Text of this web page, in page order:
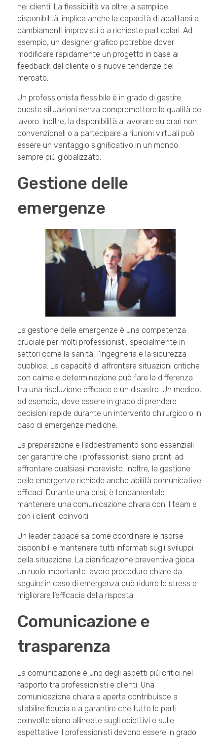
nei clienti. La flessibilità va oltre la semplice
disponibilità; implica anche la capacità di adattarsi a
cambiamenti imprevisti o a richieste particolari. Ad
esempio, un designer grafico potrebbe dover
modificare rapidamente un progetto in base ai
feedback del cliente o a nuove tendenze del
mercato.
Un professionista flessibile è in grado di gestire
queste situazioni senza compromettere la qualità del
lavoro. Inoltre, la disponibilità a lavorare su orari non
convenzionali o a partecipare a riunioni virtuali può
essere un vantaggio significativo in un mondo
sempre più globalizzato.
Gestione delle
emergenze
La gestione delle emergenze è una competenza
cruciale per molti professionisti, specialmente in
settori come la sanità, l’ingegneria e la sicurezza
pubblica. La capacità di affrontare situazioni critiche
con calma e determinazione può fare la differenza
tra una risoluzione efficace e un disastro. Un medico,
ad esempio, deve essere in grado di prendere
decisioni rapide durante un intervento chirurgico o in
caso di emergenze mediche.
La preparazione e l’addestramento sono essenziali
per garantire che i professionisti siano pronti ad
affrontare qualsiasi imprevisto. Inoltre, la gestione
delle emergenze richiede anche abilità comunicative
efficaci. Durante una crisi, è fondamentale
mantenere una comunicazione chiara con il team e
con i clienti coinvolti.
Un leader capace sa come coordinare le risorse
disponibili e mantenere tutti informati sugli sviluppi
della situazione. La pianificazione preventiva gioca
un ruolo importante: avere procedure chiare da
seguire in caso di emergenza può ridurre lo stress e
migliorare l’efficacia della risposta.
Comunicazione e
trasparenza
La comunicazione è uno degli aspetti più critici nel
rapporto tra professionisti e clienti. Una
comunicazione chiara e aperta contribuisce a
stabilire fiducia e a garantire che tutte le parti
coinvolte siano allineate sugli obiettivi e sulle
aspettative. I professionisti devono essere in grado